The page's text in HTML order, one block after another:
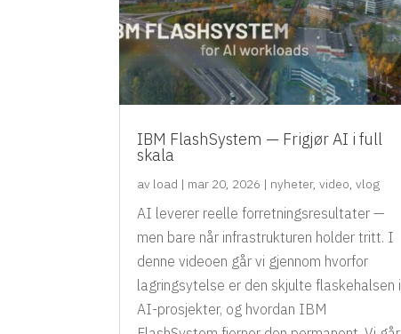
IBM FlashSystem — Frigjør AI i full
skala
av load | mar 20, 2026 | nyheter,video,vlog
AI leverer reelle forretningsresultater —
men bare når infrastrukturen holder tritt. I
denne videoen går vi gjennom hvorfor
lagringsytelse er den skjulte flaskehalsen i
AI-prosjekter, og hvordan IBM